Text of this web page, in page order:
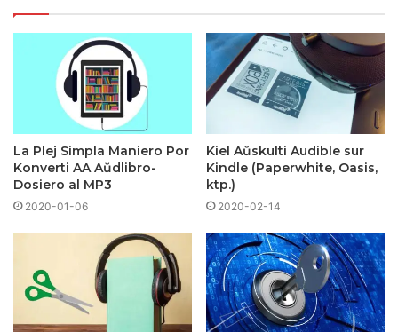
La Plej Simpla Maniero Por
Konverti AA Aŭdlibro-
Dosiero al MP3
2020-01-06
Kiel Aŭskulti Audible sur
Kindle (Paperwhite, Oasis,
ktp.)
2020-02-14